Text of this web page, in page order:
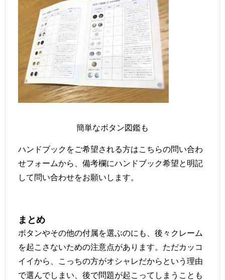
簡単なボタン図鑑も
ハンドブックをご希望される方はこちらの問い合わ
せフォームから、備考欄にハンドブック希望と明記
して問い合わせをお願いします。
まとめ
ボタンやその他の付属を選ぶのにも、後々クレーム
を起こさないための注意点があります。ただカッコ
イイから、こっちの方がオシャレだからという理由
で選んでしまい、後で問題が起こってしまうことも